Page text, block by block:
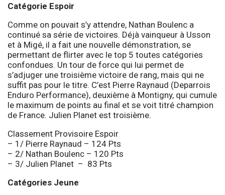
Catégorie Espoir
Comme on pouvait s’y attendre, Nathan Boulenc a
continué sa série de victoires. Déjà vainqueur à Usson
et à Migé, il a fait une nouvelle démonstration, se
permettant de flirter avec le top 5 toutes catégories
confondues. Un tour de force qui lui permet de
s’adjuger une troisième victoire de rang, mais qui ne
suffit pas pour le titre. C’est Pierre Raynaud (Deparrois
Enduro Performance), deuxième à Montigny, qui cumule
le maximum de points au final et se voit titré champion
de France. Julien Planet est troisième.
Classement Provisoire Espoir
– 1/ Pierre Raynaud – 124 Pts
– 2/ Nathan Boulenc – 120 Pts
– 3/ Julien Planet – 83 Pts
Catégories Jeune